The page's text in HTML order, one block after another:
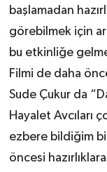
başlamadan
görebilmek için
bu etkinliğe
Filmi de daha
Sude Çukur da
Hayalet Avcıları
ezbere bildiğim
öncesi